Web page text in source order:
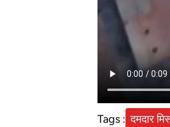
Tags : दमदार